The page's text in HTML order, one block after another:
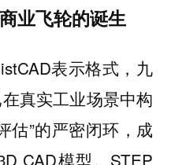
业飞轮的诞生
表示格式，九
真实工业场景中构
估”的严密闭环，成
CAD模型、STEP